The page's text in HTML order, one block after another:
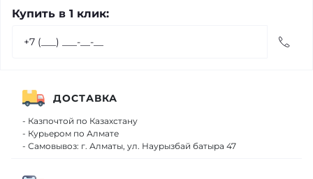
Купить в 1 клик:
ДОСТАВКА
- Казпочтой по Казахстану
- Курьером по Алмате
- Самовывоз: г. Алматы, ул. Наурызбай батыра 47